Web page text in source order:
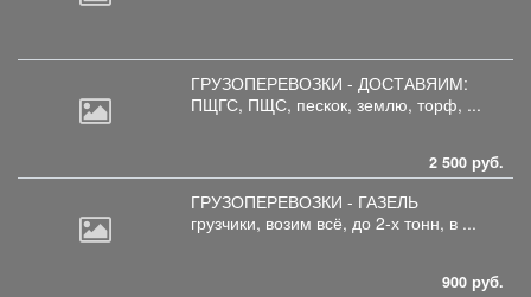
ГРУЗОПЕРЕВОЗКИ - ДОСТАВЯИМ:
ПЩГС, ПЩС, пескок, землю, торф, ...
2 500 руб.
ГРУЗОПЕРЕВОЗКИ - ГАЗЕЛЬ
грузчики, возим всё, до 2-х тонн, в ...
900 руб.